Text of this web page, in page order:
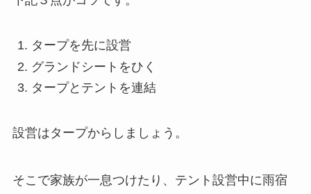
タープを先に設営
グランドシートをひく
タープとテントを連結
設営はタープからしましょう。
そこで家族が一息つけたり、テント設営中に雨宿